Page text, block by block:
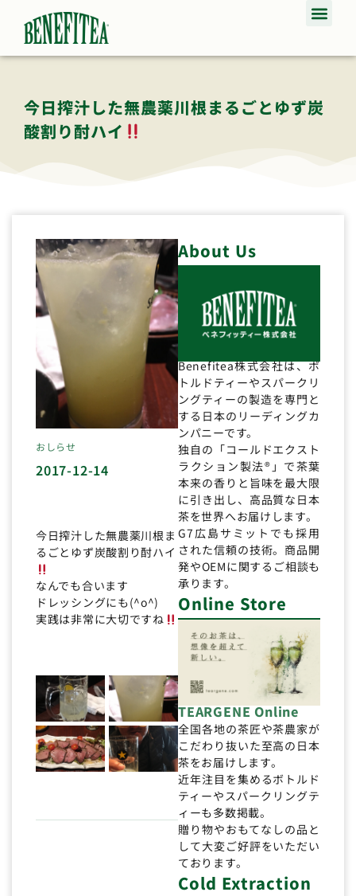
今日搾汁した無農薬川根まるごとゆず炭
酸割り酎ハイ
おしらせ
2017-12-14
今日搾汁した無農薬川根ま
るごとゆず炭酸割り酎ハイ
なんでも合います
ドレッシングにも(^o^)
実践は非常に大切ですね
About Us
Benefitea株式会社は、ボ
トルドティーやスパークリ
ングティーの製造を専門と
する日本のリーディングカ
ンパニーです。
独自の「コールドエクスト
ラクション製法®」で茶葉
本来の香りと旨味を最大限
に引き出し、高品質な日本
茶を世界へお届けします。
G7広島サミットでも採用
された信頼の技術。商品開
発やOEMに関するご相談も
承ります。
Online Store
TEARGENE Online
全国各地の茶匠や茶農家が
こだわり抜いた至高の日本
茶をお届けします。
近年注目を集めるボトルド
ティーやスパークリングテ
ィーも多数掲載。
贈り物やおもてなしの品と
して大変ご好評をいただい
ております。
Cold Extraction